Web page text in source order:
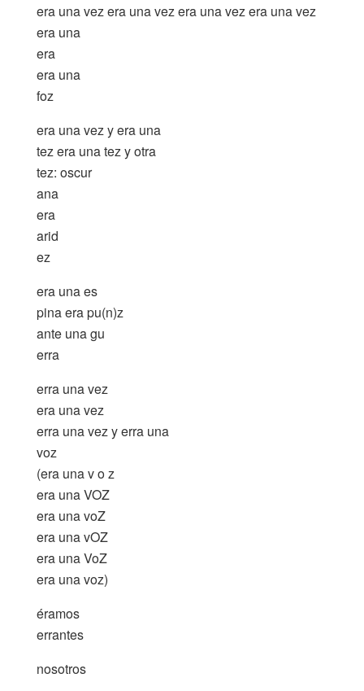
era una vez era una vez era una vez era una vez
era una
era
era una
foz
era una vez y era una
tez era una tez y otra
tez: oscur
ana
era
arid
ez
era una es
pina era pu(n)z
ante una gu
erra
erra una vez
era una vez
erra una vez y erra una
voz
(era una v o z
era una VOZ
era una voZ
era una vOZ
era una VoZ
era una voz)
éramos
errantes
nosotros